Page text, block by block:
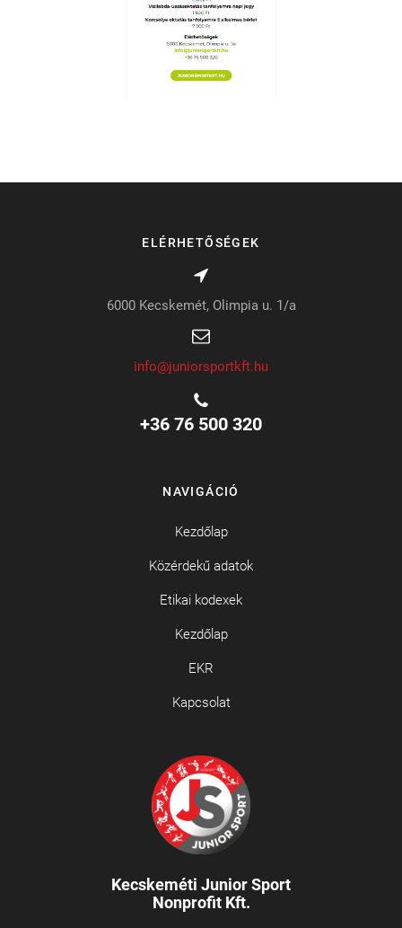
ELÉRHETŐSÉGEK
6000 Kecskemét, Olimpia u. 1/a
info@juniorsportkft.hu
+36 76 500 320
NAVIGÁCIÓ
Kezdőlap
Közérdekű adatok
Etikai kodexek
Kezdőlap
EKR
Kapcsolat
Kecskeméti Junior Sport
Nonprofit Kft.